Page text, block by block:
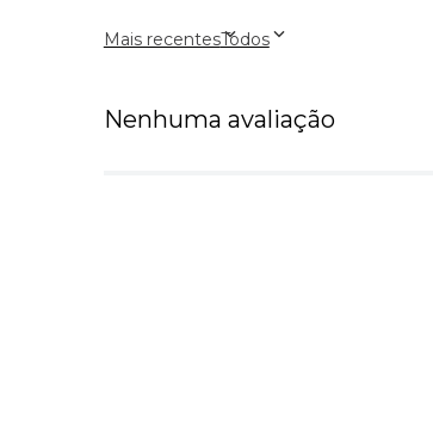
Mais recentesTodos
Nenhuma avaliação